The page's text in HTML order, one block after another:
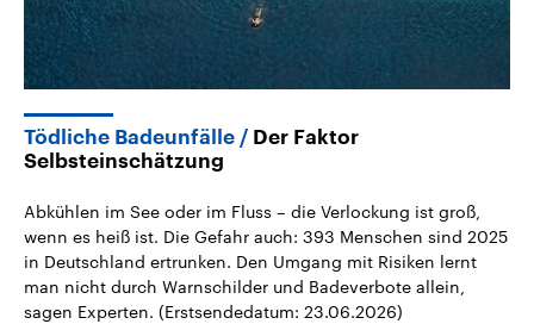
Tödliche Badeunfälle
Der Faktor
Selbsteinschätzung
Abkühlen im See oder im Fluss – die Verlockung ist groß,
wenn es heiß ist. Die Gefahr auch: 393 Menschen sind 2025
in Deutschland ertrunken. Den Umgang mit Risiken lernt
man nicht durch Warnschilder und Badeverbote allein,
sagen Experten. (Erstsendedatum: 23.06.2026)